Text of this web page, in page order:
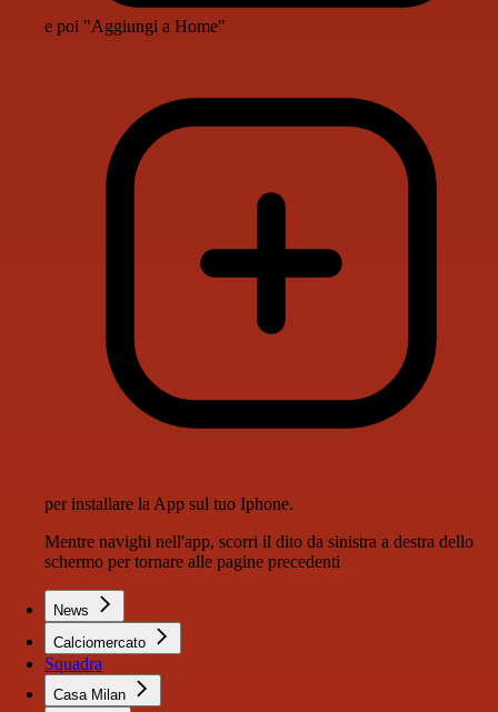
e poi "Aggiungi a Home"
per installare la App sul tuo Iphone.
Mentre navighi nell'app, scorri il dito da sinistra a destra dello
schermo per tornare alle pagine precedenti
News
Calciomercato
Squadra
Casa Milan